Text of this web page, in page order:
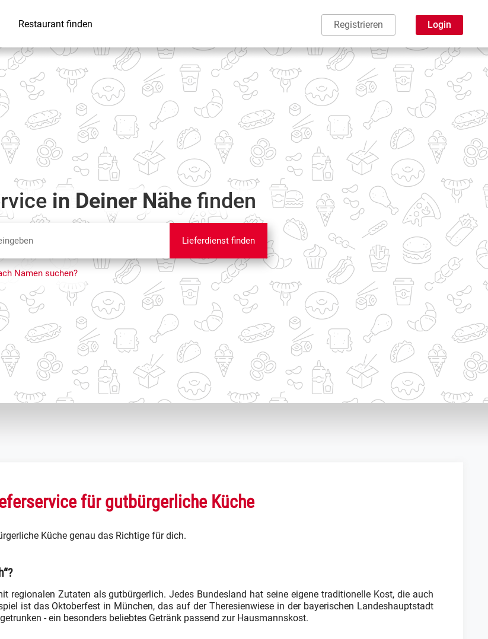
Restaurant finden Registrieren Login
in Deiner Nähefinden
Lieferdienst finden
Namen suchen?
für gutbürgerliche Küche
Küche genau das Richtige für dich.
regionalen Zutaten als gutbürgerlich. Jedes Bundesland hat seine eigene traditionelle Kost, die auch
ist das Oktoberfest in München, das auf der Theresienwiese in der bayerischen Landeshauptstadt
- ein besonders beliebtes Getränk passend zur Hausmannskost.